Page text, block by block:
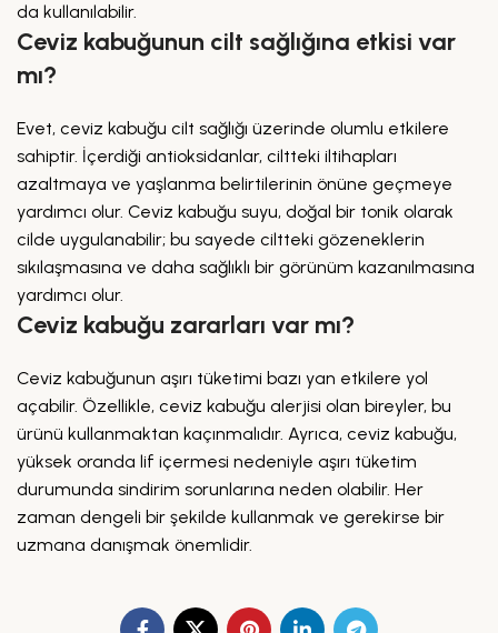
da kullanılabilir.
Ceviz kabuğunun cilt sağlığına etkisi var
mı?
Evet, ceviz kabuğu cilt sağlığı üzerinde olumlu etkilere
sahiptir. İçerdiği antioksidanlar, ciltteki iltihapları
azaltmaya ve yaşlanma belirtilerinin önüne geçmeye
yardımcı olur. Ceviz kabuğu suyu, doğal bir tonik olarak
cilde uygulanabilir; bu sayede ciltteki gözeneklerin
sıkılaşmasına ve daha sağlıklı bir görünüm kazanılmasına
yardımcı olur.
Ceviz kabuğu zararları var mı?
Ceviz kabuğunun aşırı tüketimi bazı yan etkilere yol
açabilir. Özellikle, ceviz kabuğu alerjisi olan bireyler, bu
ürünü kullanmaktan kaçınmalıdır. Ayrıca, ceviz kabuğu,
yüksek oranda lif içermesi nedeniyle aşırı tüketim
durumunda sindirim sorunlarına neden olabilir. Her
zaman dengeli bir şekilde kullanmak ve gerekirse bir
uzmana danışmak önemlidir.